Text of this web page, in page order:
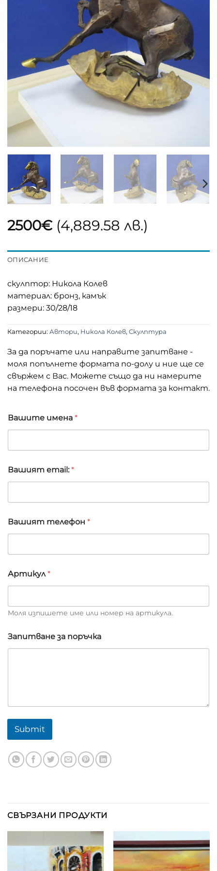
2500€ (4,889.58 лв.)
ОПИСАНИЕ
скулптор: Никола Колев
материал: бронз, камък
размери: 30/28/18
Категории: Автори, Никола Колев, Скулптура
За да поръчате или направите запитване -
моля попълнете формата по-долу и ние ще се
свържем с Вас. Можете също да ни намерите
на телефона посочен във формата за контакт.
е
л
н
*
п
р
ч
Вашите имена *
Вашият email: *
Вашият телефон *
Артикул *
Моля изпишете име или номер на артикула.
Запитване за поръчка
Submit
СВЪРЗАНИ ПРОДУКТИ